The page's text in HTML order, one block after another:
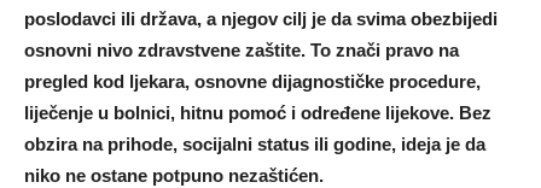
poslodavci ili država, a njegov cilj je da svima obezbijedi
osnovni nivo zdravstvene zaštite. To znači pravo na
pregled kod ljekara, osnovne dijagnostičke procedure,
liječenje u bolnici, hitnu pomoć i određene lijekove. Bez
obzira na prihode, socijalni status ili godine, ideja je da
niko ne ostane potpuno nezaštićen.